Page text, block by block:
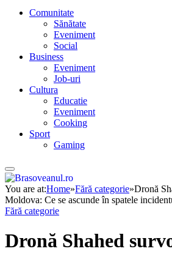
Comunitate
Sănătate
Eveniment
Social
Business
Eveniment
Job-uri
Cultura
Educatie
Eveniment
Cooking
Sport
Gaming
You are at:Home»Fără categorie»Dronă
Moldova: Ce se ascunde în spatele
Fără categorie
Dronă Shahed